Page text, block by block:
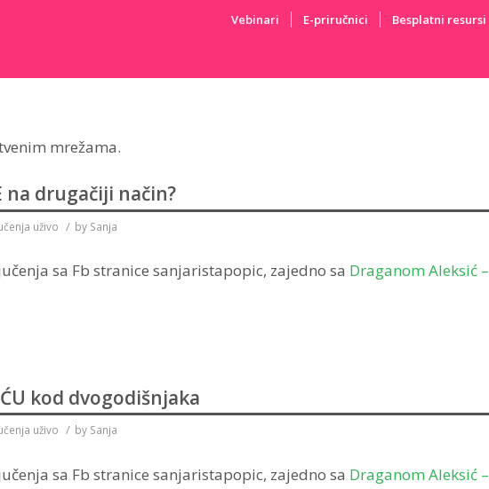
Vebinari E-priručnici Besplatni resursi
mrežama.
na drugačiji način?
uživo / by Sanja
sa Fb stranice sanjaristapopic, zajedno sa Draganom Aleksić –
kod dvogodišnjaka
uživo / by Sanja
sa Fb stranice sanjaristapopic, zajedno sa Draganom Aleksić –